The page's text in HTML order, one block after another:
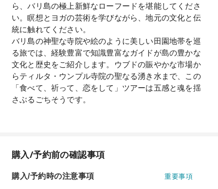
ら、バリ島の極上新鮮なローフードを堪能してくださ
い。瞑想とヨガの芸術を学びながら、地元の文化と伝
統に触れてください。
バリ島の神聖な寺院や絵のように美しい田園地帯を巡
る旅では、経験豊富で知識豊富なガイドが島の豊かな
文化と歴史をご紹介します。ウブドの賑やかな市場か
らティルタ・ウンプル寺院の聖なる湧き水まで、この
「食べて、祈って、恋をして」ツアーは五感と魂を揺
さぶるごちそうです。
購入/予約前の確認事項
購入/予約時の注意事項 重要事項